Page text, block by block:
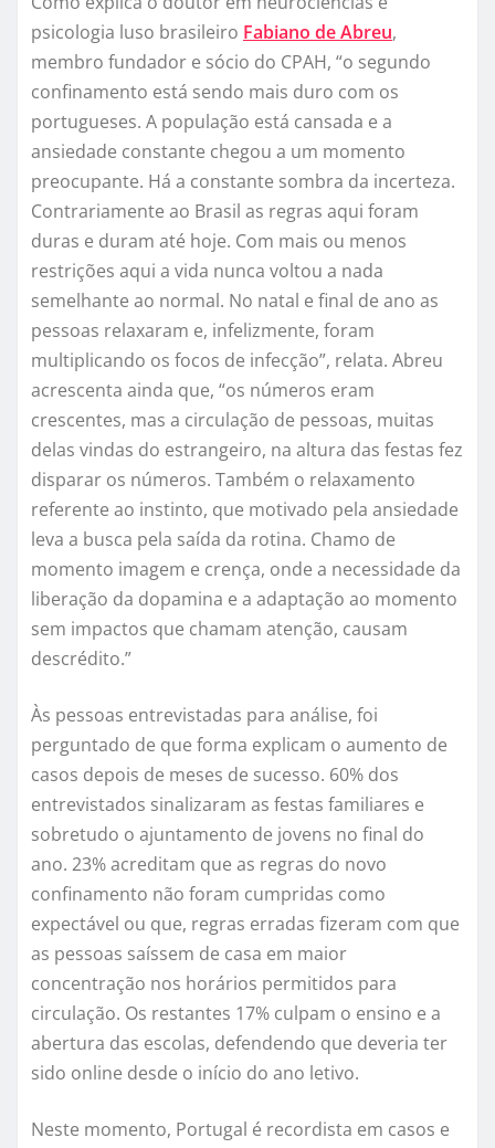
psicologia luso brasileiro Fabiano de Abreu,
membro fundador e sócio do CPAH, “o segundo
confinamento está sendo mais duro com os
portugueses. A população está cansada e a
ansiedade constante chegou a um momento
preocupante. Há a constante sombra da incerteza.
Contrariamente ao Brasil as regras aqui foram
duras e duram até hoje. Com mais ou menos
restrições aqui a vida nunca voltou a nada
semelhante ao normal. No natal e final de ano as
pessoas relaxaram e, infelizmente, foram
multiplicando os focos de infecção”, relata. Abreu
acrescenta ainda que, “os números eram
crescentes, mas a circulação de pessoas, muitas
delas vindas do estrangeiro, na altura das festas fez
disparar os números. Também o relaxamento
referente ao instinto, que motivado pela ansiedade
leva a busca pela saída da rotina. Chamo de
momento imagem e crença, onde a necessidade da
liberação da dopamina e a adaptação ao momento
sem impactos que chamam atenção, causam
descrédito.”
Às pessoas entrevistadas para análise, foi
perguntado de que forma explicam o aumento de
casos depois de meses de sucesso. 60% dos
entrevistados sinalizaram as festas familiares e
sobretudo o ajuntamento de jovens no final do
ano. 23% acreditam que as regras do novo
confinamento não foram cumpridas como
expectável ou que, regras erradas fizeram com que
as pessoas saíssem de casa em maior
concentração nos horários permitidos para
circulação. Os restantes 17% culpam o ensino e a
abertura das escolas, defendendo que deveria ter
sido online desde o início do ano letivo.
Neste momento, Portugal é recordista em casos e